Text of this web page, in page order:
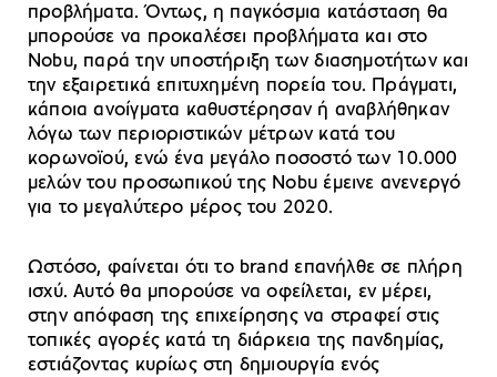
προβλήματα. Όντως, η παγκόσμια κατάσταση θα
μπορούσε να προκαλέσει προβλήματα και στο
Nobu, παρά την υποστήριξη των διασημοτήτων και
την εξαιρετικά επιτυχημένη πορεία του. Πράγματι,
κάποια ανοίγματα καθυστέρησαν ή αναβλήθηκαν
λόγω των περιοριστικών μέτρων κατά του
κορωνοϊού, ενώ ένα μεγάλο ποσοστό των 10.000
μελών του προσωπικού της Nobu έμεινε ανενεργό
για το μεγαλύτερο μέρος του 2020.
Ωστόσο, φαίνεται ότι το brand επανήλθε σε πλήρη
ισχύ. Αυτό θα μπορούσε να οφείλεται, εν μέρει,
στην απόφαση της επιχείρησης να στραφεί στις
τοπικές αγορές κατά τη διάρκεια της πανδημίας,
εστιάζοντας κυρίως στη δημιουργία ενός